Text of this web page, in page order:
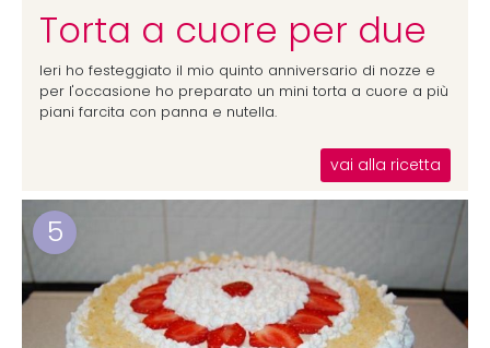
Torta a cuore per due
Ieri ho festeggiato il mio quinto anniversario di nozze e
per l'occasione ho preparato un mini torta a cuore a più
piani farcita con panna e nutella.
vai alla ricetta
5